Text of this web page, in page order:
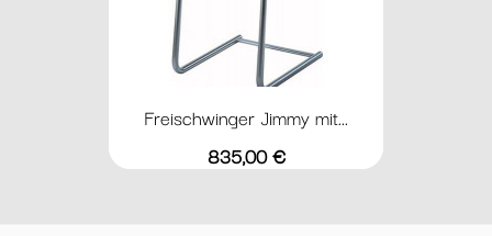
Freischwinger Jimmy mit...
Preis
835,00 €